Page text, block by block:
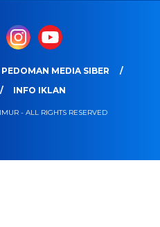
PEDOMAN MEDIA SIBER
INFO IKLAN
- ALL RIGHTS RESERVED